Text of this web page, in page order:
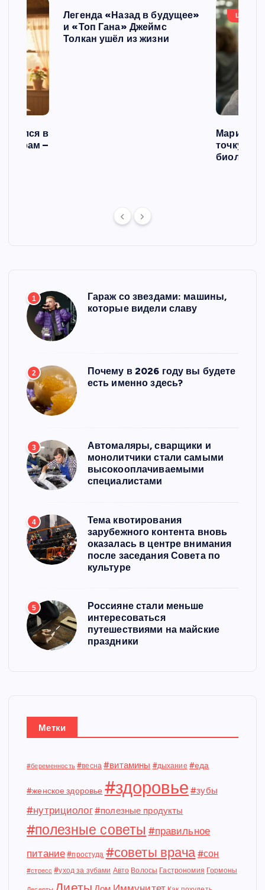
п
и
в
–
Легенда «Назад в будущее»
и «Топ Гана» Джеймс
Толкан ушёл из жизни
Мария
точку в
1
Гараж со звездами: машины,
которые видели славу
2
Почему в 2026 году вы будете
есть именно здесь?
3
Автомаляры, сварщики и
монолитчики стали самыми
высокооплачиваемыми
специалистами
4
Тема квотирования
зарубежного контента вновь
оказалась в центре внимания
после заседания Совета по
культуре
5
Россияне стали меньше
интересоваться
путешествиями на майские
праздники
Метки
#беременность #весна #витамины #дыхание #еда
#женское здоровье #здоровье #зубы
#нутрициолог#полезные продукты
#полезные советы #правильное
питание #простуда #советы врача#сон
#стресс #уход за зубами Авто Волосы Гастрономия Гормоны